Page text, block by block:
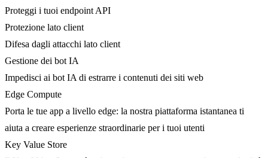
Proteggi i tuoi endpoint API
Protezione lato client
Difesa dagli attacchi lato client
Gestione dei bot IA
Impedisci ai bot IA di estrarre i contenuti dei siti web
Edge Compute
Porta le tue app a livello edge: la nostra piattaforma istantanea ti
aiuta a creare esperienze straordinarie per i tuoi utenti
Key Value Store